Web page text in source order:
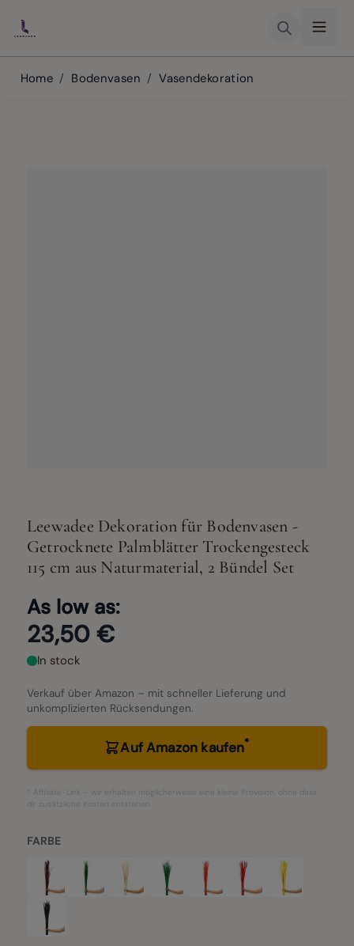
Home / Bodenvasen / Vasendekoration
Leewadee Dekoration für Bodenvasen -
Getrocknete Palmblätter Trockengesteck
115 cm aus Naturmaterial, 2 Bündel Set
As low as:
23,50 €
In stock
Verkauf über Amazon – mit schneller Lieferung und
unkomplizierten Rücksendungen.
Auf Amazon kaufen*
* Affiliate-Link – wir erhalten möglicherweise eine kleine Provision, ohne dass
dir zusätzliche Kosten entstehen.
FARBE